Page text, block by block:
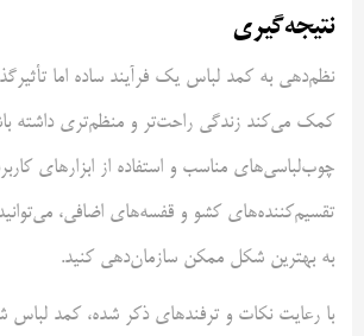
نتیجه‌گیری
نظم‌دهی به کمد لباس یک فرآیند ساده اما
کمک می‌کند زندگی راحت‌تر و منظم‌تری داشته
چوب‌لباسی‌های مناسب و استفاده از ابزارهای
تقسیم‌کننده‌های کشو و قفسه‌های اضافی،
به بهترین شکل ممکن سازمان‌دهی کنید.
با رعایت نکات و ترفندهای ذکر شده، کمد لباس